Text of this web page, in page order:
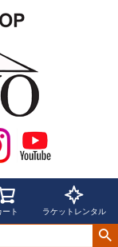
ート ラケットレンタル